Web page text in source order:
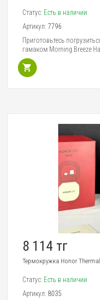
Статус: Есть в наличии
Артикул: 7796
Приготовьтесь
гамаком Morning Breeze
8 114 тг
Термокружка Honor
Статус: Есть в наличии
Артикул: 8035